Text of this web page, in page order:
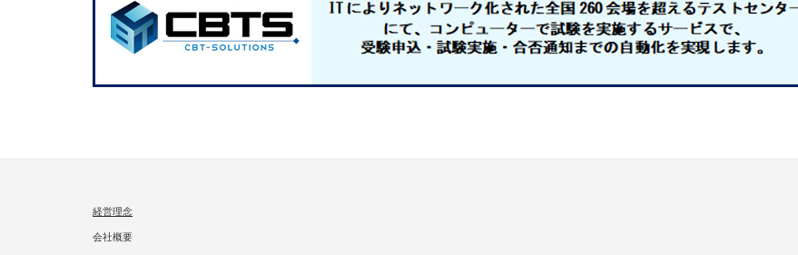
経営理念
会社概要